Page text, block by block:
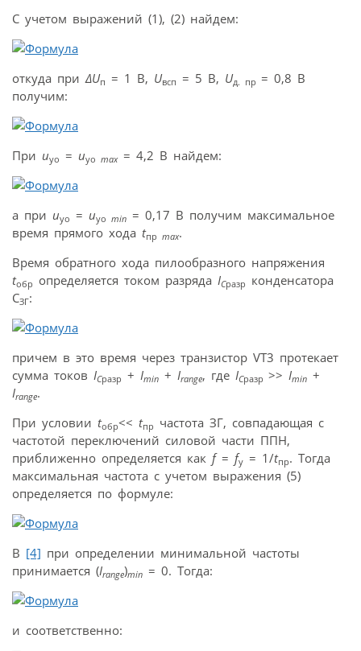
С учетом выражений (1), (2) найдем:
откуда при ∆Uп = 1 В, Uвсп = 5 В, Uд. пр = 0,8 В
получим:
При uуо = uуо max= 4,2 В найдем:
а при uуо = uуо min = 0,17 В получим максимальное
время прямого хода tпр max.
Время обратного хода пилообразного напряжения
tобр определяется током разряда ICразр конденсатора
CЗГ:
причем в это время через транзистор VT3 протекает
сумма токов ICразр + Imin + Irange, где ICразр >> Imin +
Irange.
При условии tобр<< tпр частота ЗГ, совпадающая с
частотой переключений силовой части ППН,
приближенно определяется как f= fу = 1/tпр. Тогда
максимальная частота с учетом выражения (5)
определяется по формуле:
В [4] при определении минимальной частоты
принимается (Irange)min = 0. Тогда:
и соответственно: